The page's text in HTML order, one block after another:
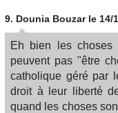
9. Dounia Bouzar le 14/
Eh bien les choses
peuvent pas "être
catholique géré par
droit à leur liberté
quand les choses